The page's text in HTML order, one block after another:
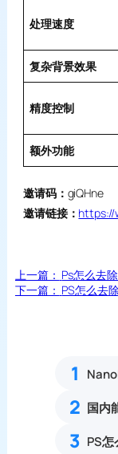
处理速度
复杂背景效果
精度控制
额外功能
邀请码： giQHne
邀请链接： https://
上一篇： Ps怎么去
下一篇： PS怎么去
1
2
3